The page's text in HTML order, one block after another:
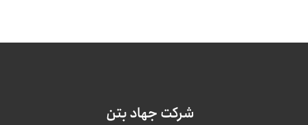
شرکت جهاد بتن